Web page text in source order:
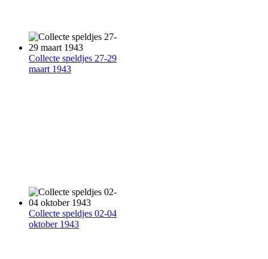
Collecte speldjes 27-29
maart 1943
Collecte speldjes 02-04
oktober 1943